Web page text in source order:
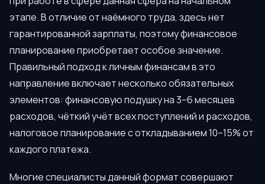
этапе. В отличие от наёмного труда, здесь нет
гарантированной зарплаты, поэтому финансовое
планирование приобретает особое значение.
Правильный подход к личным финансам в это
направление включает несколько обязательных
элементов: финансовую подушку на 3–6 месяцев
расходов, чёткий учёт всех поступлений и расходов,
налоговое планирование с откладыванием 10–15% от
каждого платежа.
Многие специалисты данный формат совершают